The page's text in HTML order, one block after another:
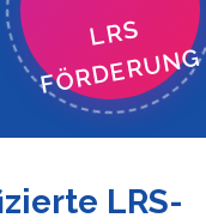
LRS
FÖRDERUNG
LRS-